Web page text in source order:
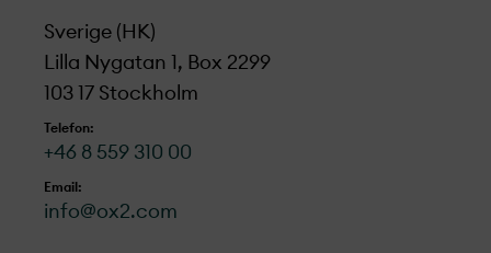
Sverige (HK)
Lilla Nygatan 1, Box 2299
103 17 Stockholm
Telefon:
+46 8 559 310 00
Email:
info@ox2.com